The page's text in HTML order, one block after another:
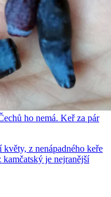
ho nemá. Keř za pár
z nenápadného keře
je nejranější